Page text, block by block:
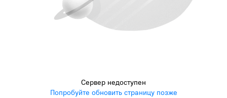
Сервер недоступен
Попробуйте обновить страницу позже